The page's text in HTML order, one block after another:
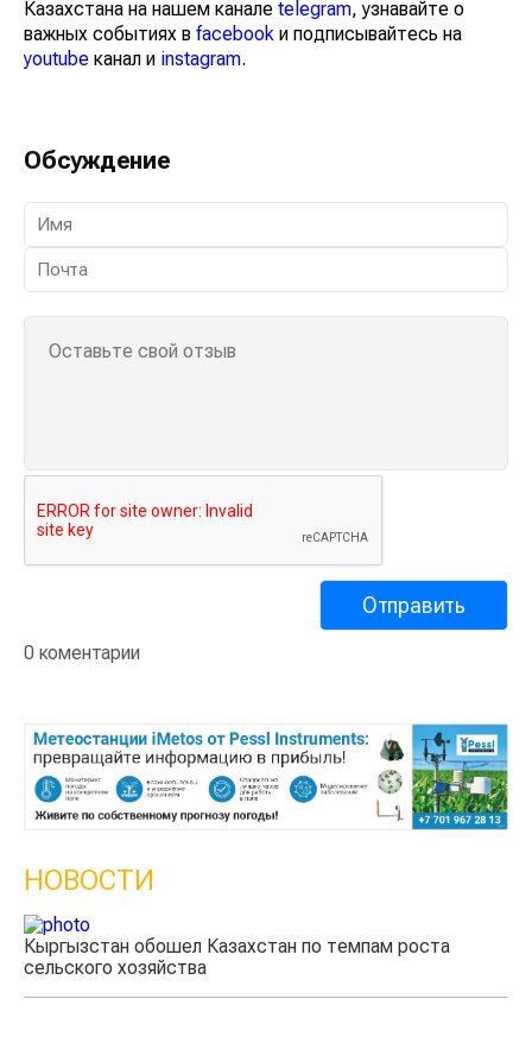
Казахстана на нашем канале telegram, узнавайте о
важных событиях в facebook и подписывайтесь на
youtube канал и instagram.
Обсуждение
0 коментарии
НОВОСТИ
Кыргызстан обошел Казахстан по темпам роста
сельского хозяйства